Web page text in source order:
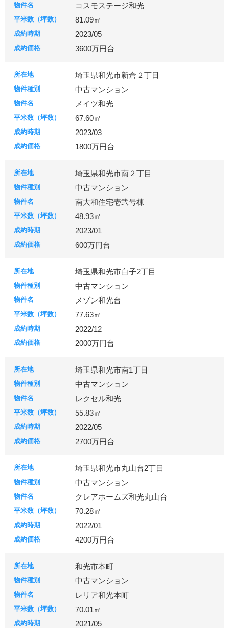
コスモステージ和光
81.09㎡
2023/05
3600万円台
埼玉県和光市新倉２丁目
中古マンション
メイツ和光
67.60㎡
2023/03
1800万円台
埼玉県和光市南２丁目
中古マンション
南大和住宅壱弐号棟
48.93㎡
2023/01
600万円台
埼玉県和光市白子2丁目
中古マンション
メゾン和光台
77.63㎡
2022/12
2000万円台
埼玉県和光市南1丁目
中古マンション
レクセル和光
55.83㎡
2022/05
2700万円台
埼玉県和光市丸山台2丁目
中古マンション
クレアホームズ和光丸山台
70.28㎡
2022/01
4200万円台
和光市本町
中古マンション
レリア和光本町
70.01㎡
2021/05